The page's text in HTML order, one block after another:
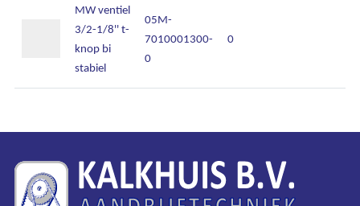
MW ventiel
3/2-1/8'' t-
knop bi
stabiel
05M-
7010001300-
0
0